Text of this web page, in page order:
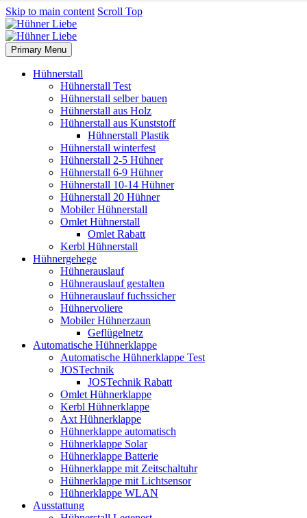
Skip to main content Scroll Top
Primary Menu
Hühnerstall
Hühnerstall Test
Hühnerstall selber bauen
Hühnerstall aus Holz
Hühnerstall aus Kunststoff
Hühnerstall Plastik
Hühnerstall winterfest
Hühnerstall 2-5 Hühner
Hühnerstall 6-9 Hühner
Hühnerstall 10-14 Hühner
Hühnerstall 20 Hühner
Mobiler Hühnerstall
Omlet Hühnerstall
Omlet Rabatt
Kerbl Hühnerstall
Hühnergehege
Hühnerauslauf
Hühnerauslauf gestalten
Hühnerauslauf fuchssicher
Hühnervoliere
Mobiler Hühnerzaun
Geflügelnetz
Automatische Hühnerklappe
Automatische Hühnerklappe Test
JOSTechnik
JOSTechnik Rabatt
Omlet Hühnerklappe
Kerbl Hühnerklappe
Axt Hühnerklappe
Hühnerklappe automatisch
Hühnerklappe Solar
Hühnerklappe Batterie
Hühnerklappe mit Zeitschaltuhr
Hühnerklappe mit Lichtsensor
Hühnerklappe WLAN
Ausstattung